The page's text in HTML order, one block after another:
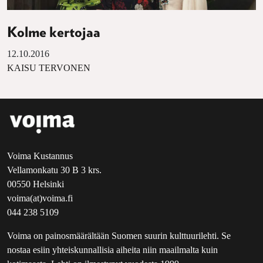
Kolme kertojaa
12.10.2016
KAISU TERVONEN
Voima Kustannus
Vellamonkatu 30 B 3 krs.
00550 Helsinki
voima(at)voima.fi
044 238 5109
Voima on painosmäärältään Suomen suurin kulttuurilehti. Se
nostaa esiin yhteiskunnallisia aiheita niin maailmalta kuin